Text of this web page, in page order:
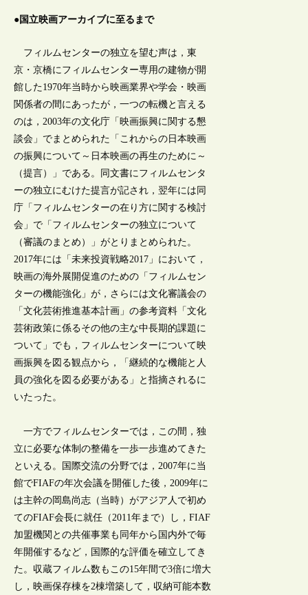
●国立映画アーカイブに至るまで
フィルムセンターの独立を望む声は，東
京・京橋にフィルムセンター専用の建物が開
館した1970年当時から映画業界や学会・映画
関係者の間にあったが，一つの転機と言える
のは，2003年の文化庁「映画振興に関する懇
談会」でまとめられた「これからの日本映画
の振興について～日本映画の再生のために～
（提言）」である。同文書にフィルムセンタ
ーの独立にむけた提言が記され，翌年には同
庁「フィルムセンターの在り方に関する検討
会」で「フィルムセンターの独立について
（審議のまとめ）」がとりまとめられた。
2017年には「未来投資戦略2017」において，
映画の海外展開促進のための「フィルムセン
ターの機能強化」が，さらには文化審議会の
「文化芸術推進基本計画」の参考資料「文化
芸術政策に係るその他の主な中長期的課題に
ついて」でも，フィルムセンターについて映
画振興を図る観点から，「継続的な機能と人
員の強化を図る必要がある」と指摘されるに
いたった。
一方でフィルムセンターでは，この間，独
立に必要な体制の整備を一歩一歩進めてきた
といえる。国際交流の分野では，2007年に当
館でFIAFの年次会議を開催した後，2009年に
は主幹の岡島尚志（当時）がアジア人で初め
てのFIAF会長に就任（2011年まで）し，FIAF
加盟機関との共催事業も同年から国内外で毎
年開催するなど，国際的な評価を確立してき
た。収蔵フィルム数もこの15年間で3倍に増大
し，映画保存棟を2棟増築して，収納可能本数